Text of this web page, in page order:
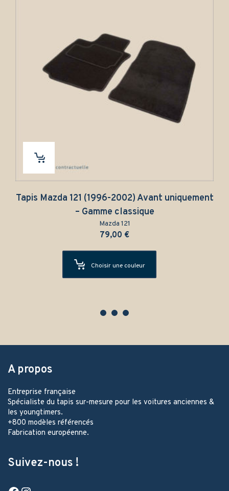
Tapis Mazda 121 (1996-2002) Avant uniquement
– Gamme classique
Mazda 121
79,00 €
Choisir une couleur
A propos
Entreprise française
Spécialiste du tapis sur-mesure pour les voitures anciennes &
les youngtimers.
+800 modèles référencés
Fabrication européenne.
Suivez-nous !
Facebook